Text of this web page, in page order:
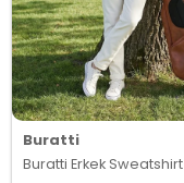
Buratti
Buratti Erkek Sweatshirt